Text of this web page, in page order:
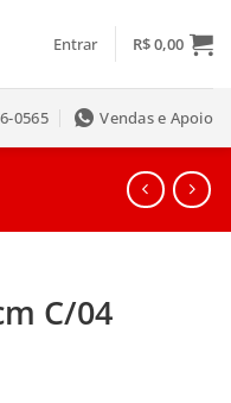
Entrar R$0,00
0565 Vendas e Apoio
C/04